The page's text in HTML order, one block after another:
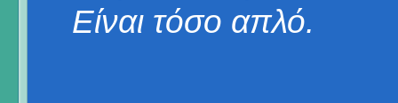
Είναι τόσο απλό.